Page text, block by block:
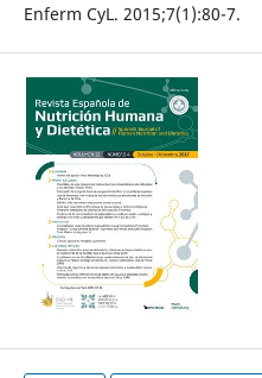
Enferm CyL. 2015;7(1):80-7.